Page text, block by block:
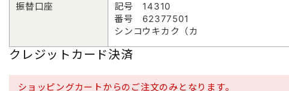
振替口座
記号 14310
番号 62377501
シンコウキカク（カ
クレジットカード決済
ショッピングカートからのご注文のみとなります。